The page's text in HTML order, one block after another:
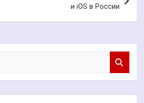
и iOS в России